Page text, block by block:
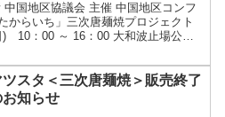
国地区協議会 主催 中国地区コンフ
からいち」三次唐麺焼プロジェクト
) 10：00 ～ 16：00 大和波止場公
ツスタ＜三次唐麺焼＞販売終了
お知らせ